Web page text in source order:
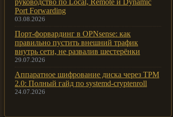
Port Forwarding
03.08.2026
Порт-форвардинг в OPNsense: как
правильно пустить внешний трафик
внутрь сети, не развалив шестерёнки
29.07.2026
Аппаратное шифрование диска через TPM
2.0: Полный гайд по systemd-cryptenroll
24.07.2026